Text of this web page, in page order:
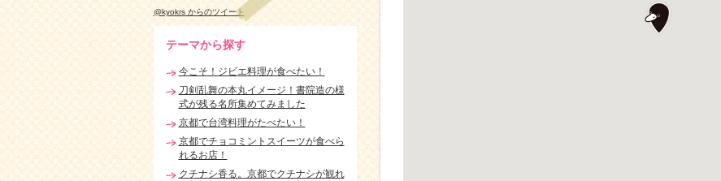
@kyokrs からのツイート
テーマから探す
今こそ！ジビエ料理が食べたい！
刀剣乱舞の本丸イメージ！書院造の様
式が残る名所集めてみました
京都で台湾料理がたべたい！
京都でチョコミントスイーツが食べら
れるお店！
クチナシ香る。京都でクチナシが観れ